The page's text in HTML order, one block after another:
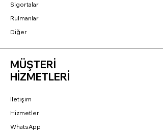
Sigortalar
Rulmanlar
Diğer
MÜŞTERİ
HİZMETLERİ
İletişim
Hizmetler
WhatsApp